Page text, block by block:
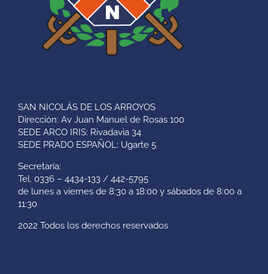
SAN NICOLÁS DE LOS ARROYOS
Dirección: Av Juan Manuel de Rosas 100
SEDE ARCO IRIS: Rivadavia 34
SEDE PRADO ESPAÑOL: Ugarte 5
Secretaría:
Tel. 0336 – 4434-133 / 442-5795
de lunes a viernes de 8:30 a 18:00 y sábados de 8:00 a
11:30
2022 Todos los derechos reservados